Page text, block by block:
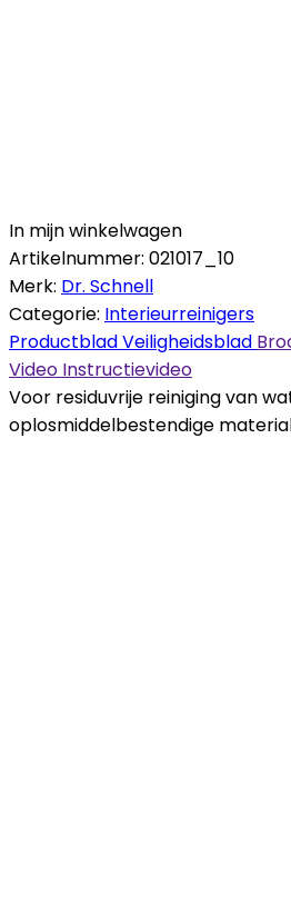
In mijn winkelwagen
Artikelnummer: 021017_10
Merk: Dr. Schnell
Categorie: Interieurreinigers
ProductbladVeiligheidsblad
Video Instructievideo
Voor residuvrije reiniging van
oplosmiddelbestendige